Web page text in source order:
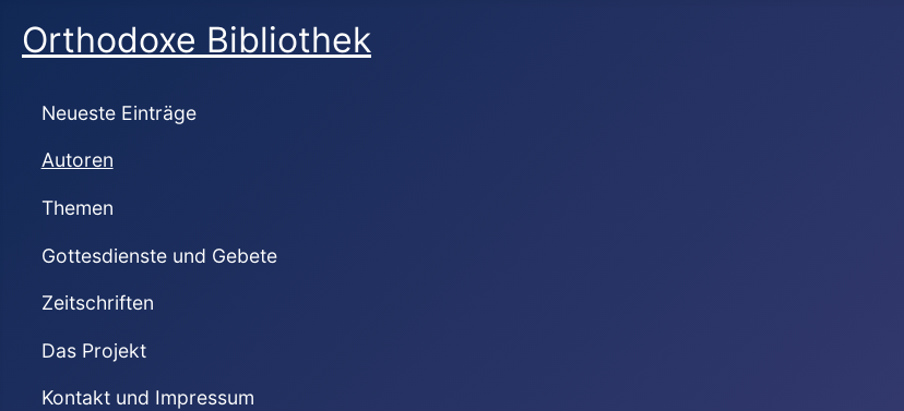
Orthodoxe Bibliothek
Neueste Einträge
Autoren
Themen
Gottesdienste und Gebete
Zeitschriften
Das Projekt
Kontakt und Impressum